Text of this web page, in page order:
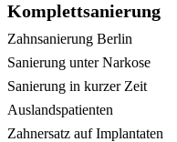
Komplettsanierung
Zahnsanierung Berlin
Sanierung unter Narkose
Sanierung in kurzer Zeit
Auslandspatienten
Zahnersatz auf Implantaten